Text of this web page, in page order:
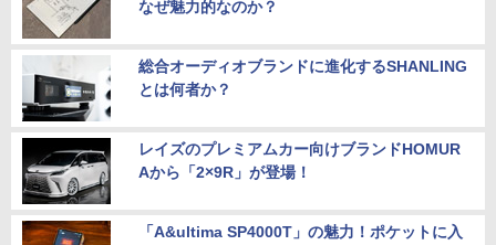
なぜ魅力的なのか？
総合オーディオブランドに進化するSHANLING
とは何者か？
レイズのプレミアムカー向けブランドHOMUR
Aから「2×9R」が登場！
「A&ultima SP4000T」の魅力！ポケットに入